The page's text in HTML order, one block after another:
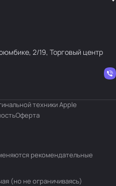
2/19, Торговый центр
техники Apple
Оферта
рекомендательные
(но не ограничиваясь)